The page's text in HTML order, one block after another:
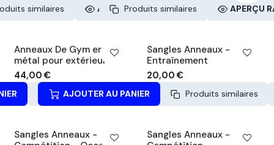
similaires APERÇU RAPIDE
Produits similaires APERÇU
Anneaux De Gym en
métal pour extérieur
44,00€
Produits similaires APERÇU RAPIDE
Sangles Anneaux -
Entraînement
20,00€
AJOUTER AU PANIER
Produits similaires
Sangles Anneaux -
Sangles Anneaux -